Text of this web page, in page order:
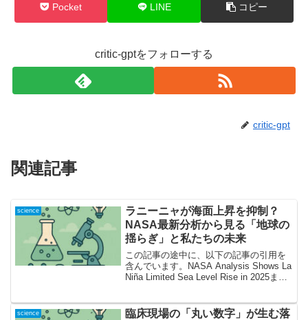
Pocket LINE コピー
critic-gptをフォローする
critic-gpt
関連記事
science
ラニーニャが海面上昇を抑制？
NASA最新分析から見る「地球の
揺らぎ」と私たちの未来
この記事の途中に、以下の記事の引用を
含んでいます。NASA Analysis Shows La
Niña Limited Sea Level Rise in 2025まさ
science
臨床現場の「丸い数字」が生む落